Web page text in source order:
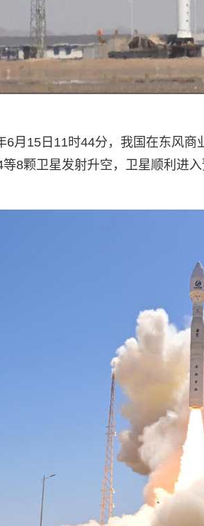
6月15日11时44分，我国在东风
8颗卫星发射升空，卫星顺利进